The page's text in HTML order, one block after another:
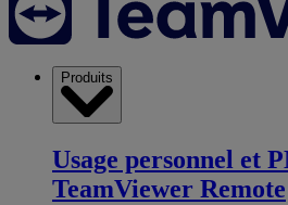
Produits
Usage personnel et
TeamViewer Remote